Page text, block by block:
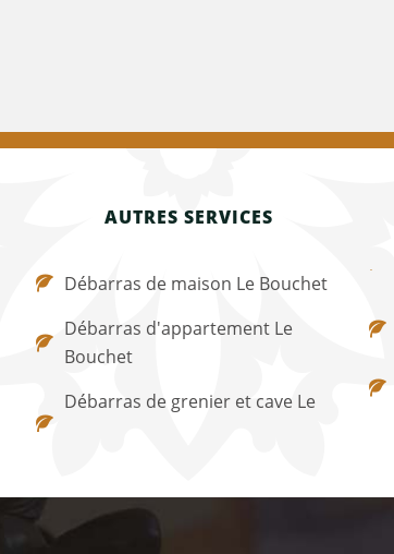
AUTRES SERVICES
Débarras de maison Le Bouchet
Débarras d'appartement Le
Bouchet
Débarras de grenier et cave Le